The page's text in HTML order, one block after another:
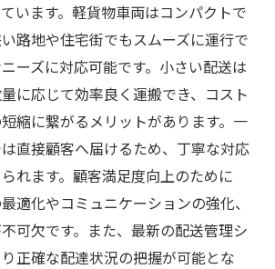
います。軽貨物車両はコンパクトで
路地や住宅街でもスムーズに運行で
ーズに対応可能です。小さい配送は
に応じて効率良く運搬でき、コスト
縮に繋がるメリットがあります。一
直接顧客へ届けるため、丁寧な対応
れます。顧客満足度向上のために
適化やコミュニケーションの強化、
可欠です。また、最新の配送管理シ
正確な配達状況の把握が可能とな